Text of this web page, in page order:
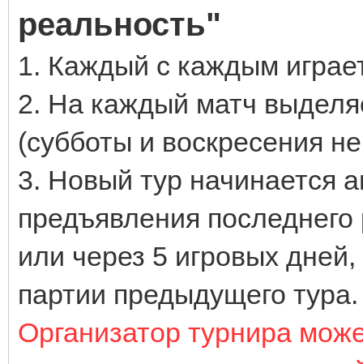
реальность"
1. Каждый с каждым
2. На каждый матч
(субботы и воскресения
3. Новый тур начинается
предъявления
или через 5 игровых
партии предыдущего
Организатор турнира